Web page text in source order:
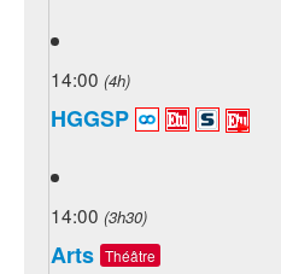
14:00 (4h)
HGGSP
14:00 (3h30)
Arts Théâtre